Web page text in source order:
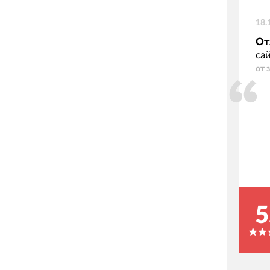
от